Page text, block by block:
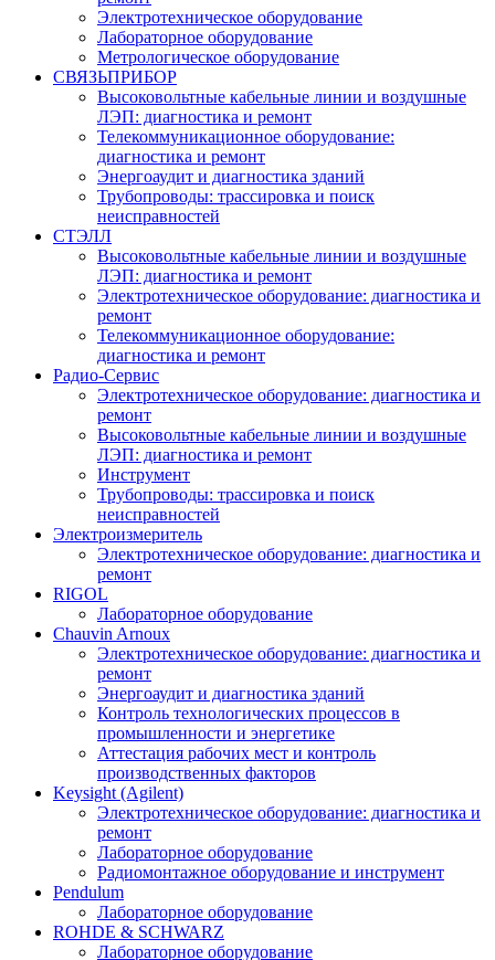
Электротехническое оборудование
Лабораторное оборудование
Метрологическое оборудование
СВЯЗЬПРИБОР
Высоковольтные кабельные линии и воздушные
ЛЭП: диагностика и ремонт
Телекоммуникационное оборудование:
диагностика и ремонт
Энергоаудит и диагностика зданий
Трубопроводы: трассировка и поиск
неисправностей
СТЭЛЛ
Высоковольтные кабельные линии и воздушные
ЛЭП: диагностика и ремонт
Электротехническое оборудование: диагностика и
ремонт
Телекоммуникационное оборудование:
диагностика и ремонт
Радио-Cервис
Электротехническое оборудование: диагностика и
ремонт
Высоковольтные кабельные линии и воздушные
ЛЭП: диагностика и ремонт
Инструмент
Трубопроводы: трассировка и поиск
неисправностей
Электроизмеритель
Электротехническое оборудование: диагностика и
ремонт
RIGOL
Лабораторное оборудование
Chauvin Arnoux
Электротехническое оборудование: диагностика и
ремонт
Энергоаудит и диагностика зданий
Контроль технологических процессов в
промышленности и энергетике
Аттестация рабочих мест и контроль
производственных факторов
Keysight (Agilent)
Электротехническое оборудование: диагностика и
ремонт
Лабораторное оборудование
Радиомонтажное оборудование и инструмент
Pendulum
Лабораторное оборудование
ROHDE & SCHWARZ
Лабораторное оборудование